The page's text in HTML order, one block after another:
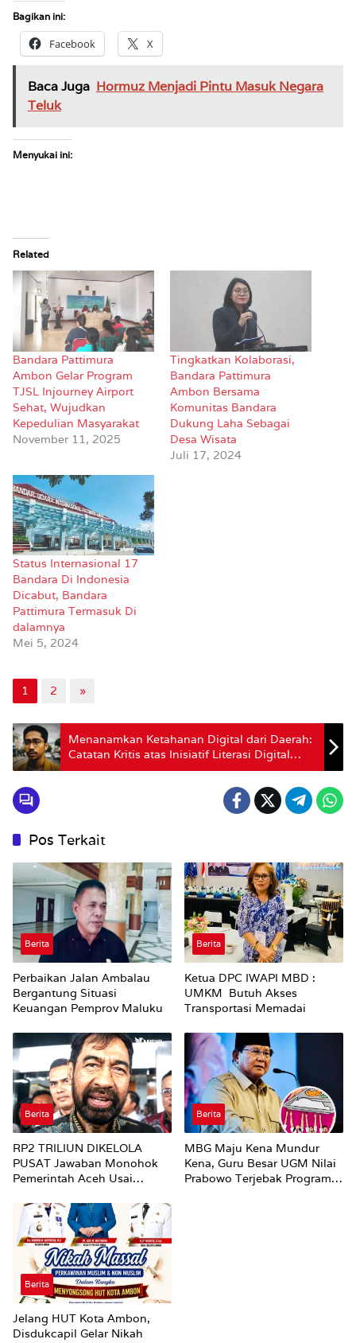
Bagikan ini:
Facebook X
Baca Juga Hormuz Menjadi Pintu Masuk Negara
Teluk
Menyukai ini:
Related
Bandara Pattimura
Ambon Gelar Program
TJSL Injourney Airport
Sehat, Wujudkan
Kepedulian Masyarakat
November 11, 2025
Tingkatkan Kolaborasi,
Bandara Pattimura
Ambon Bersama
Komunitas Bandara
Dukung Laha Sebagai
Desa Wisata
Juli 17, 2024
Status Internasional 17
Bandara Di Indonesia
Dicabut, Bandara
Pattimura Termasuk Di
dalamnya
Mei 5, 2024
1 2 »
Menanamkan Ketahanan Digital dari Daerah:
Catatan Kritis atas Inisiatif Literasi Digital
Pemkot Ambon
Pos Terkait
Berita
Perbaikan Jalan Ambalau
Bergantung Situasi
Keuangan Pemprov Maluku
Berita
Ketua DPC IWAPI MBD :
UMKM Butuh Akses
Transportasi Memadai
Berita
RP2 TRILIUN DIKELOLA
PUSAT Jawaban Monohok
Pemerintah Aceh Usai
Dana Pertanian
Berita
MBG Maju Kena Mundur
Kena, Guru Besar UGM Nilai
Prabowo Terjebak Program
Berita
Jelang HUT Kota Ambon,
Disdukcapil Gelar Nikah